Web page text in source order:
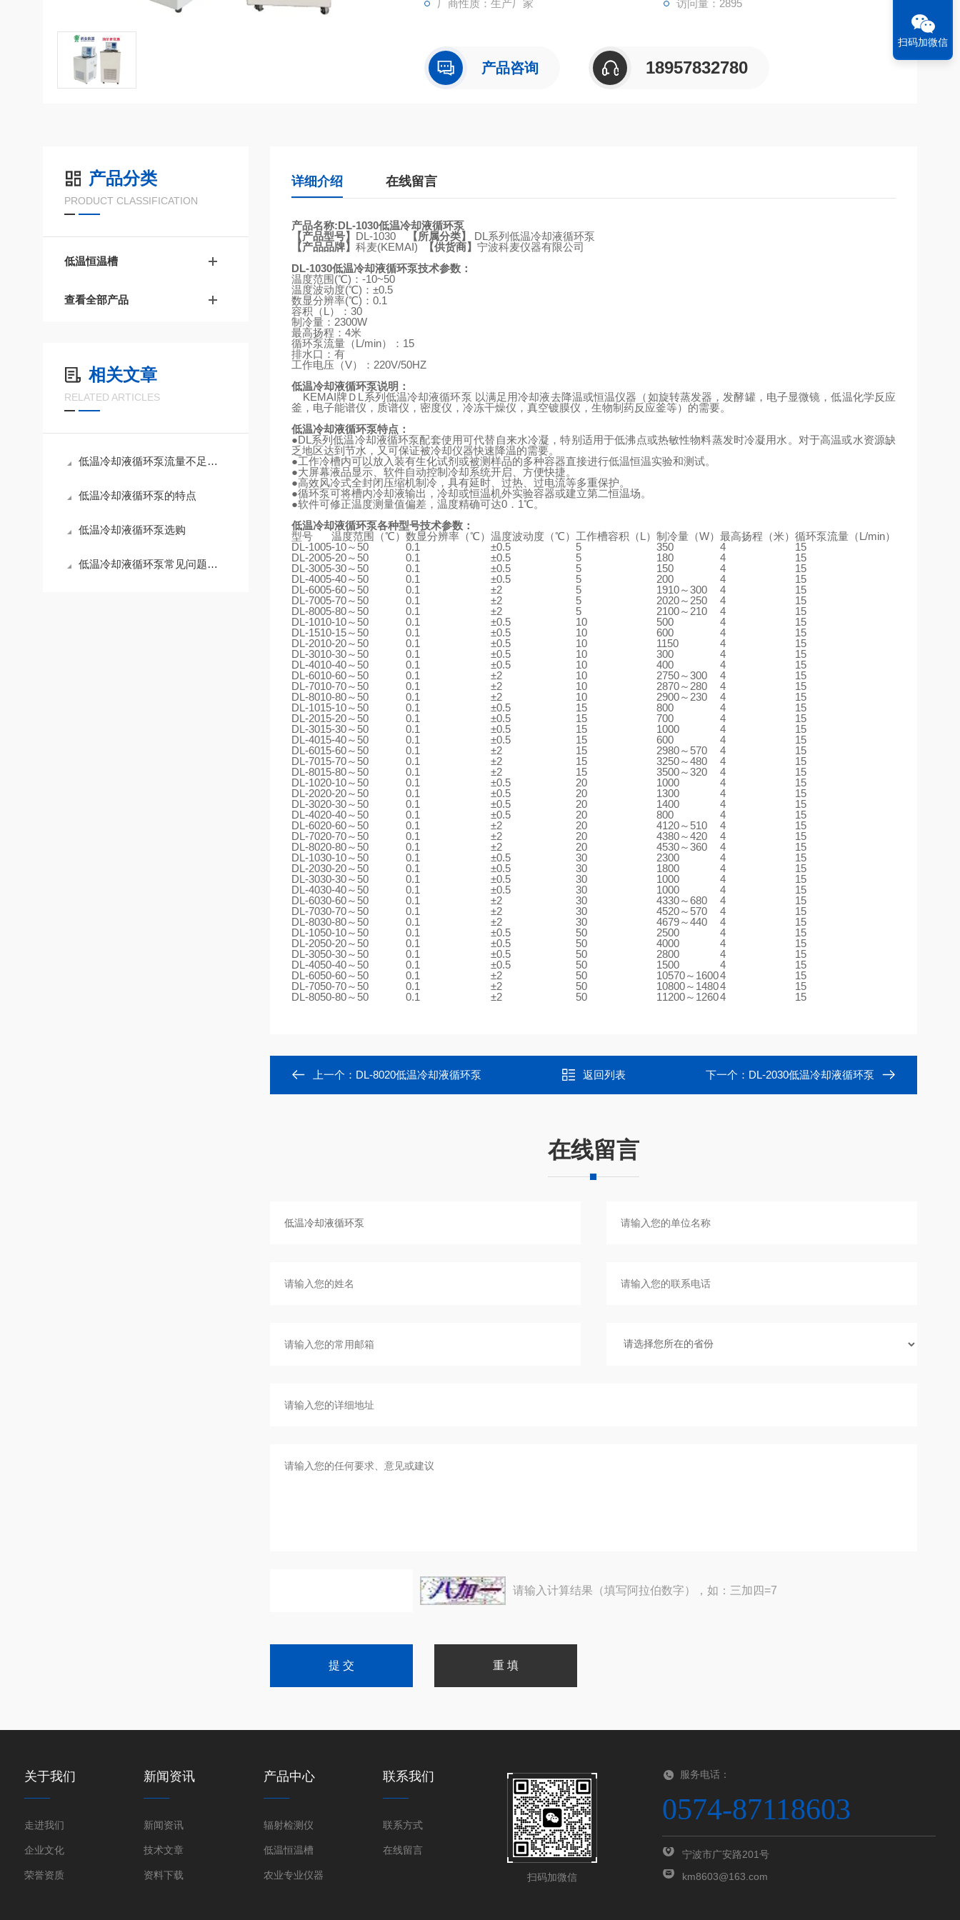
厂商性质：生产厂家 访问量：2895
产品咨询 18957832780
产品分类
PRODUCT CLASSIFICATION
低温恒温槽
查看全部产品
相关文章
RELATED ARTICLES
低温冷却液循环泵流量不足的原因有哪些？
低温冷却液循环泵的特点
低温冷却液循环泵选购
低温冷却液循环泵常见问题处理
详细介绍 在线留言
产品名称:DL-1030低温冷却液循环泵
【产品型号】 DL-1030 【所属分类】 DL 系列低温冷却液循环泵
【产品品牌】 科麦(KEMAI) 【供货商】 宁波科麦仪器有限公司
DL-1030低温冷却液循环泵技术参数：
温度范围 (℃) ： -10~50
温度波动度(℃) ：±0.5
数显分辨率(℃) ： 0.1
容积（L ）： 30
制冷量： 2300W
最高扬程： 4米
循环泵流量（L/min）： 15
排水口：有
工作电压（V）： 220V/50HZ
低温冷却液循环泵说明：
KEMAI牌Ｄ L 系列低温冷却液循环泵 以满足用冷却液去降温或恒温仪器（如旋转蒸发器，发酵罐，电子显微镜，低温化学反应
釜，电子能谱仪，质谱仪，密度仪，冷冻干燥仪，真空镀膜仪，生物制药反应釜等）的需要。
低温冷却液循环泵特点：
●DL 系列低温冷却液循环泵配套使用可代替自来水冷凝，特别适用于低沸点或热敏性物料蒸发时冷凝用水。对于高温或水资源缺
乏地区达到节水，又可保证被冷却仪器快速降温的需要。
●工作冷槽内可以放入装有生化试剂或被测样品的多种容器直接进行低温恒温实验和测试。
●大屏幕液品显示、软件自动控制冷却系统开启、方便快捷。
●高效风冷式全封闭压缩机制冷，具有延时、过热、过电流等多重保护。
●循环泵可将槽内冷却液输出，冷却或恒温机外实验容器或建立第二恒温场。
●软件可修正温度测量值偏差，温度精确可达0．1℃。
低温冷却液循环泵各种型号技术参数：
型号
温度范围（℃） 数显分辨率（℃） 温度波动度（℃） 工作槽容积（L） 制冷量（W） 最高扬程（米） 循环泵流量（L/min）
DL-1005-10～50 0.1 ±0.5 5 350 4
15
DL-2005-20～50 0.1 ±0.5 5 180 4
15
DL-3005-30～50 0.1 ±0.5 5 150 4
15
DL-4005-40～50 0.1 ±0.5 5 200 4
15
DL-6005-60～50 0.1 ±2 5 1910～300 4
15
DL-7005-70～50 0.1 ±2 5 2020～250 4
15
DL-8005-80～50 0.1 ±2 5 2100～210 4
15
DL-1010-10～50 0.1 ±0.5 10 500 4
15
DL-1510-15～50 0.1 ±0.5 10 600 4
15
DL-2010-20～50 0.1 ±0.5 10 1150 4
15
DL-3010-30～50 0.1 ±0.5 10 300 4
15
DL-4010-40～50 0.1 ±0.5 10 400 4
15
DL-6010-60～50 0.1 ±2 10 2750～300 4
15
DL-7010-70～50 0.1 ±2 10 2870～280 4
15
DL-8010-80～50 0.1 ±2 10 2900～230 4
15
DL-1015-10～50 0.1 ±0.5 15 800 4
15
DL-2015-20～50 0.1 ±0.5 15 700 4
15
DL-3015-30～50 0.1 ±0.5 15 1000 4
15
DL-4015-40～50 0.1 ±0.5 15 600 4
15
DL-6015-60～50 0.1 ±2 15 2980～570 4
15
DL-7015-70～50 0.1 ±2 15 3250～480 4
15
DL-8015-80～50 0.1 ±2 15 3500～320 4
15
DL-1020-10～50 0.1 ±0.5 20 1000 4
15
DL-2020-20～50 0.1 ±0.5 20 1300 4
15
DL-3020-30～50 0.1 ±0.5 20 1400 4
15
DL-4020-40～50 0.1 ±0.5 20 800 4
15
DL-6020-60～50 0.1 ±2 20 4120～510 4
15
DL-7020-70～50 0.1 ±2 20 4380～420 4
15
DL-8020-80～50 0.1 ±2 20 4530～360 4
15
DL-1030-10～50 0.1 ±0.5 30 2300 4
15
DL-2030-20～50 0.1 ±0.5 30 1800 4
15
DL-3030-30～50 0.1 ±0.5 30 1000 4
15
DL-4030-40～50 0.1 ±0.5 30 1000 4
15
DL-6030-60～50 0.1 ±2 30 4330～680 4
15
DL-7030-70～50 0.1 ±2 30 4520～570 4
15
DL-8030-80～50 0.1 ±2 30 4679～440 4
15
DL-1050-10～50 0.1 ±0.5 50 2500 4
15
DL-2050-20～50 0.1 ±0.5 50 4000 4
15
DL-3050-30～50 0.1 ±0.5 50 2800 4
15
DL-4050-40～50 0.1 ±0.5 50 1500 4
15
DL-6050-60～50 0.1 ±2 50 10570～16004
15
DL-7050-70～50 0.1 ±2 50 10800～14804
15
DL-8050-80～50 0.1 ±2 50 11200～12604 15
上一个： DL-8020低温冷却液循环泵 返回列表 下一个： DL-2030低温冷却液循环泵
在线留言
请输入计算结果（填写阿拉伯数字），如：三加四=7
关于我们
走进我们
企业文化
荣誉资质
新闻资讯
新闻资讯
技术文章
资料下载
产品中心
辐射检测仪
低温恒温槽
农业专业仪器
联系我们
联系方式
在线留言
扫码加微信
服务电话：
0574-87118603
宁波市广安路201号
km8603@163.com
扫码加微信